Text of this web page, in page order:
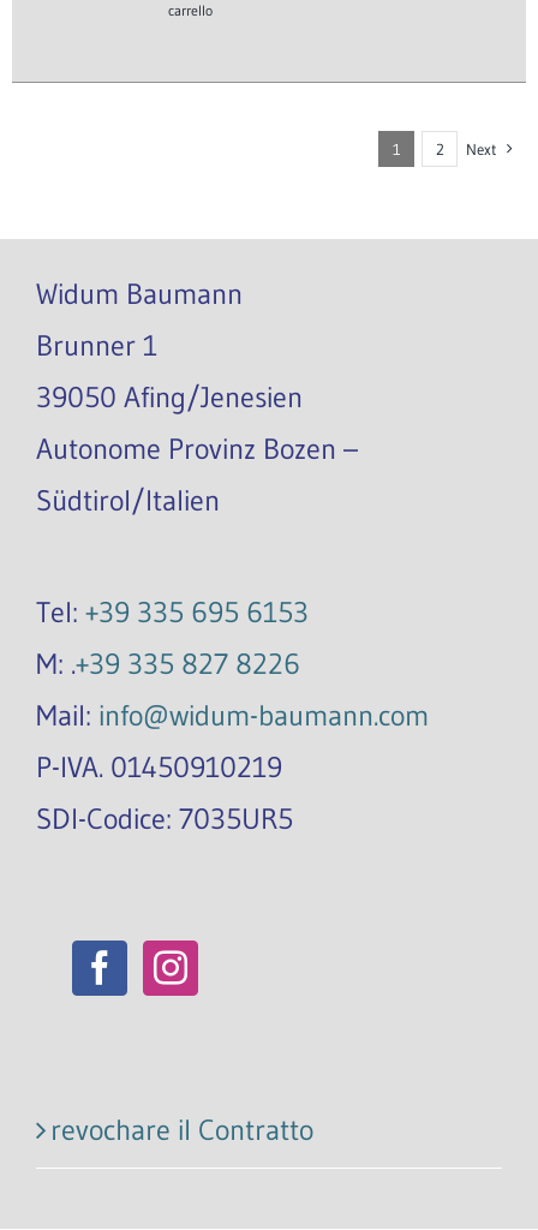
carrello
1 2 Next
Widum Baumann
Brunner 1
39050 Afing/Jenesien
Autonome Provinz Bozen –
Südtirol/Italien
Tel: +39 335 695 6153
M: .+39 335 827 8226
Mail: info@widum-baumann.com
P-IVA. 01450910219
SDI-Codice: 7035UR5
revochare il Contratto